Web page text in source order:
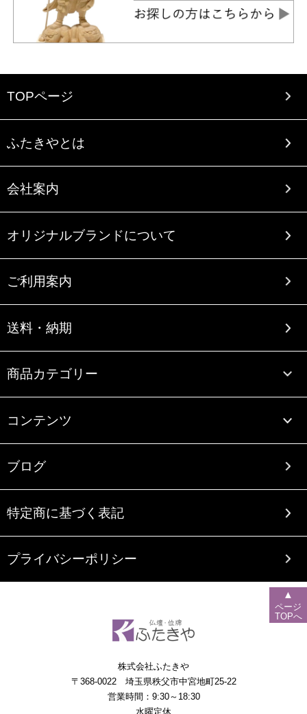
TOPページ
ふたきやとは
会社案内
オリジナルブランドについて
ご利用案内
送料・納期
商品カテゴリー
コンテンツ
ブログ
特定商に基づく表記
プライバシーポリシー
株式会社ふたきや
〒368-0022 埼玉県秩父市中宮地町25-22
営業時間：9:30～18:30
水曜定休
▲
ページ
TOPへ